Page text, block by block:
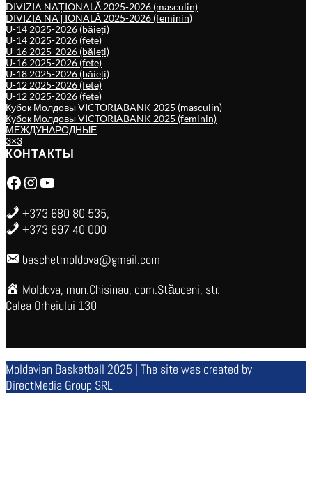
DIVIZIA NAȚIONALĂ 2025-2026 (masculin)
DIVIZIA NAȚIONALĂ 2025-2026 (feminin)
U-14 2025-2026 (băieți)
U-14 2025-2026 (fete)
U-16 2025-2026 (băieți)
U-16 2025-2026 (fete)
U-18 2025-2026 (băieți)
U-12 2025-2026 (fete)
U-12 2025-2026 (fete)
Кубок Молдовы VICTORIABANK 2025 (masculin)
Кубок Молдовы VICTORIABANK 2025 (feminin)
МЕЖДУНАРОДНЫЕ
3×3
КОНТАКТЫ
Facebook Instagram YouTube
+373 680 80 535,
+373 697 40 000
baschetmoldova@gmail.com
Moldova, mun.Chisinau, com.Stăuceni, str.
Calea Orheiului 130
Moldavian Basketball 2025 | The site was created by
DirectMedia Group SRL